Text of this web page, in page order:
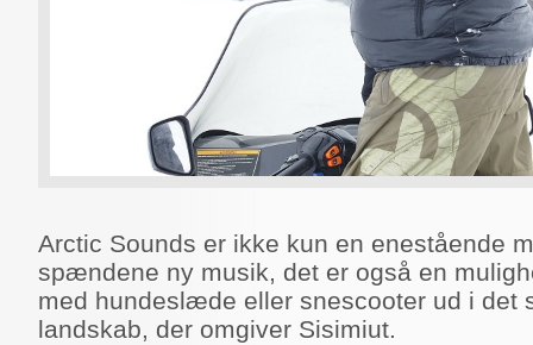
Arctic Sounds er ikke kun en enestående
spændene ny musik, det er også en
med hundeslæde eller snescooter ud i det
landskab, der omgiver Sisimiut.